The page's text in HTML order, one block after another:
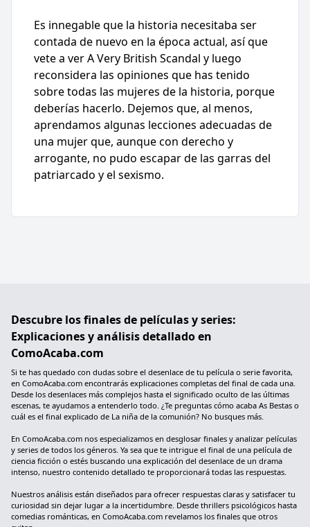
Es innegable que la historia necesitaba ser
contada de nuevo en la época actual, así que
vete a ver A Very British Scandal y luego
reconsidera las opiniones que has tenido
sobre todas las mujeres de la historia, porque
deberías hacerlo. Dejemos que, al menos,
aprendamos algunas lecciones adecuadas de
una mujer que, aunque con derecho y
arrogante, no pudo escapar de las garras del
patriarcado y el sexismo.
Descubre los finales de películas y series:
Explicaciones y análisis detallado en
ComoAcaba.com
Si te has quedado con dudas sobre el desenlace de tu película o serie favorita,
en ComoAcaba.com encontrarás explicaciones completas del final de cada una.
Desde los desenlaces más complejos hasta el significado oculto de las últimas
escenas, te ayudamos a entenderlo todo. ¿Te preguntas cómo acaba As Bestas o
cuál es el final explicado de La niña de la comunión? No busques más.
En ComoAcaba.com nos especializamos en desglosar finales y analizar películas
y series de todos los géneros. Ya sea que te intrigue el final de una película de
ciencia ficción o estés buscando una explicación del desenlace de un drama
intenso, nuestro contenido detallado te proporcionará todas las respuestas.
Nuestros análisis están diseñados para ofrecer respuestas claras y satisfacer tu
curiosidad sin dejar lugar a la incertidumbre. Desde thrillers psicológicos hasta
comedias románticas, en ComoAcaba.com revelamos los finales que otros